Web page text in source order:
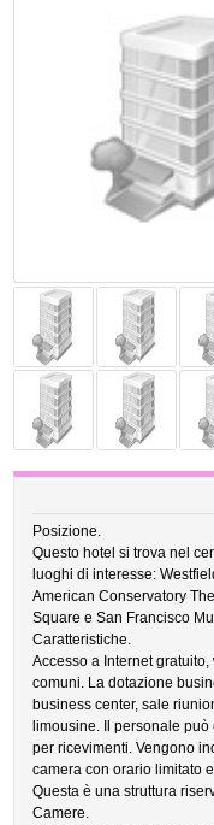
Posizione.
Questo hotel si trova nel
luoghi di interesse:
American Conservatory
Square e San Francisco
Caratteristiche.
Accesso a Internet
comuni. La dotazione
business center, sale
limousine. Il personale
per ricevimenti. Vengono
camera con orario limitato
Questa è una struttura
Camere.